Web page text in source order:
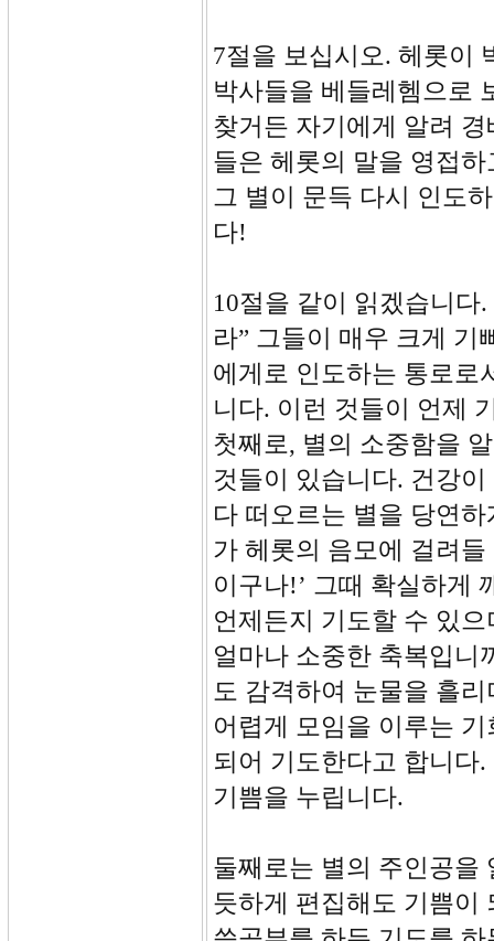
7절을 보십시오. 헤롯이
박사들을 베들레헴으로
찾거든 자기에게 알려
들은 헤롯의 말을 영접
그 별이 문득 다시 인도
다!
10절을 같이 읽겠습니다
라” 그들이 매우 크게
에게로 인도하는 통로로
니다. 이런 것들이 언제
첫째로, 별의 소중함을
것들이 있습니다. 건강
다 떠오르는 별을 당연
가 헤롯의 음모에 걸려
이구나!’ 그때 확실하게
언제든지 기도할 수 있
얼마나 소중한 축복입니
도 감격하여 눈물을 흘
어렵게 모임을 이루는
되어 기도한다고 합니다
기쁨을 누립니다.
둘째로는 별의 주인공을
듯하게 편집해도 기쁨이